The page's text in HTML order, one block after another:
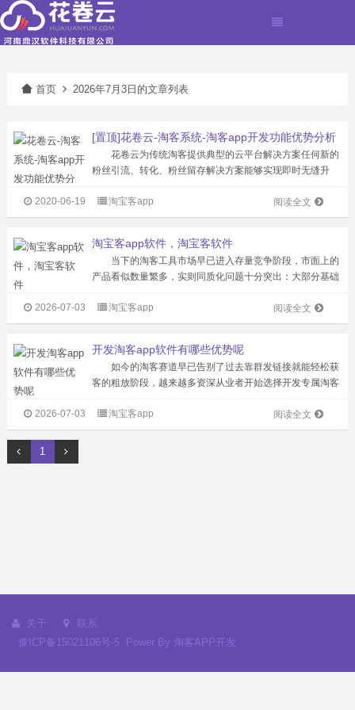
首页 2026年7月3日的文章列表
[置顶]花卷云-淘客系统-淘客app开发功能优势分析
花卷云为传统淘客提供典型的云平台解决方案任何新的
粉丝引流、转化、粉丝留存解决方案能够实现即时无缝升
家，注册粉丝2000万。淘客APP产品市场占有率超50%，
累计为站长创造佣金超2亿...
阅读全文
2020-06-19 淘宝客app
淘宝客app软件，淘宝客软件
当下的淘客工具市场早已进入存量竞争阶段，市面上的
产品看似数量繁多，实则同质化问题十分突出：大部分基础
定价却从几百元到几十万元参差不齐，很多刚入行的从业者
很容易被低价噱头吸引，稀里糊涂就...
阅读全文
2026-07-03 淘宝客app
开发淘客app软件有哪些优势呢
如今的淘客赛道早已告别了过去靠群发链接就能轻松获
客的粗放阶段，越来越多资深从业者开始选择开发专属淘客
认的主流发展趋势。背后的核心逻辑很简单：依附第三方社
交平台做推广，永远都要活在规则...
阅读全文
2026-07-03 淘宝客app
1
关于
联系
豫ICP备15021106号-5
Power By 淘客APP开发